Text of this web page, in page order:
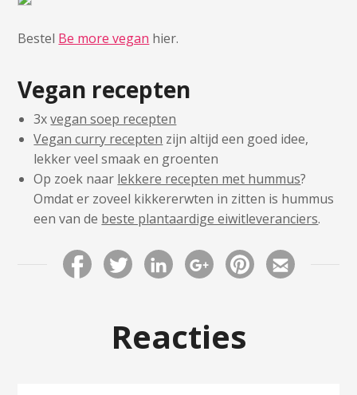
Bestel Be more vegan hier.
Vegan recepten
3xvegan soep recepten
Vegan curry recepten zijn altijd een goed idee,
lekker veel smaak en groenten
Op zoek naar lekkere recepten met hummus?
Omdat er zoveel kikkererwten in zitten is hummus
een van de beste plantaardige eiwitleveranciers.
Reacties